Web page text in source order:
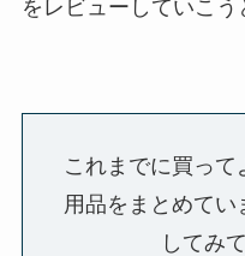
をレビューしていこう
これまでに買っ
用品をまとめてい
してみ